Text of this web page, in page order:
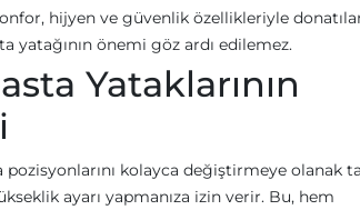
hijyen ve güvenlik özellikleriyle
önemi göz ardı edilemez.
Yataklarının
pozisyonlarını kolayca değiştirmeye olanak
ayarı yapmanıza izin verir. Bu, hem